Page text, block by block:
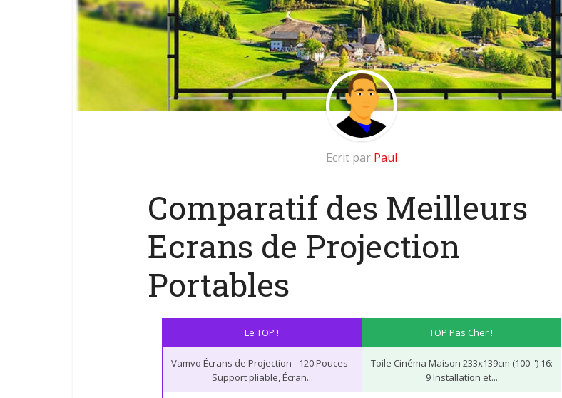
Ecrit par Paul
Comparatif des Meilleurs
Ecrans de Projection
Portables
Le TOP !
Vamvo Écrans de Projection - 120 Pouces -
Support pliable, Écran...
TOP Pas Cher !
Toile Cinéma Maison 233x139cm (100 '') 16:
9 Installation et...